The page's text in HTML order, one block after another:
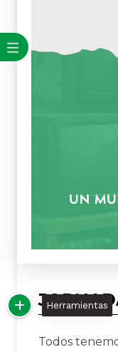
Todos
Herramientas